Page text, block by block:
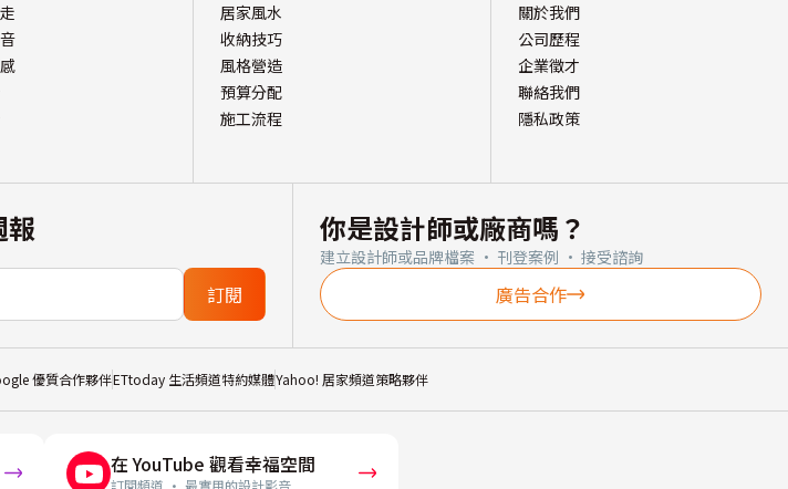
居家風水
收納技巧
風格營造
預算分配
施工流程
關於我們
公司歷程
企業徵才
聯絡我們
隱私政策
報
訂閱
你是設計師或廠商嗎？
建立設計師或品牌檔案 · 刊登案例 · 接受諮詢
廣告合作
優質合作夥伴ETtoday 生活頻道特約媒體Yahoo! 居家頻道策略夥伴
在 YouTube 觀看幸福空間
訂閱頻道 · 最實用的設計影音